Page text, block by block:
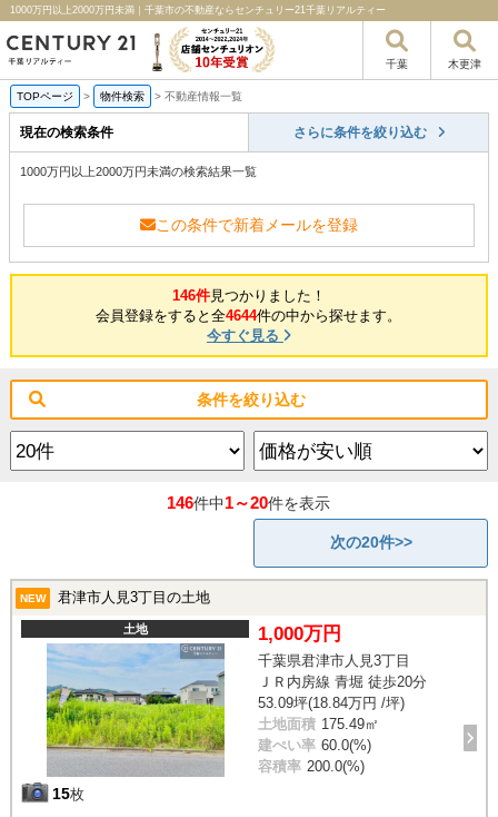
1000万円以上2000万円未満｜千葉市の不動産ならセンチュリー21千葉リアルティー
千葉 木更津
TOPページ > 物件検索 > 不動産情報一覧
現在の検索条件 さらに条件を絞り込む
1000万円以上2000万円未満の検索結果一覧
この条件で新着メールを登録
146件見つかりました！
会員登録をすると全4644件の中から探せます。
今すぐ見る
条件を絞り込む
146件中1～20件を表示
次の20件>>
NEW 君津市人見3丁目の土地
土地
15枚
1,000万円
千葉県君津市人見3丁目
ＪＲ内房線 青堀 徒歩20分
53.09坪(18.84万円 /坪)
土地面積 175.49㎡
建ぺい率 60.0(%)
容積率 200.0(%)